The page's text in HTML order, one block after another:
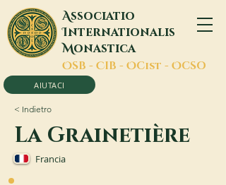
Associatio
Internationalis
Monastica
OSB - CIB - OCist - OCSO
AIUTACI
< Indietro
La Grainetière
Francia